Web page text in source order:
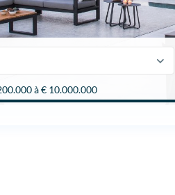
à € 10.000.000